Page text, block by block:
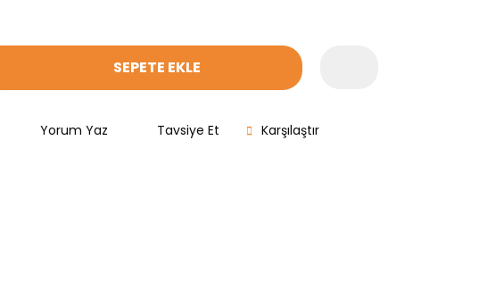
SEPETE EKLE
Yorum Yaz Tavsiye Et Karşılaştır